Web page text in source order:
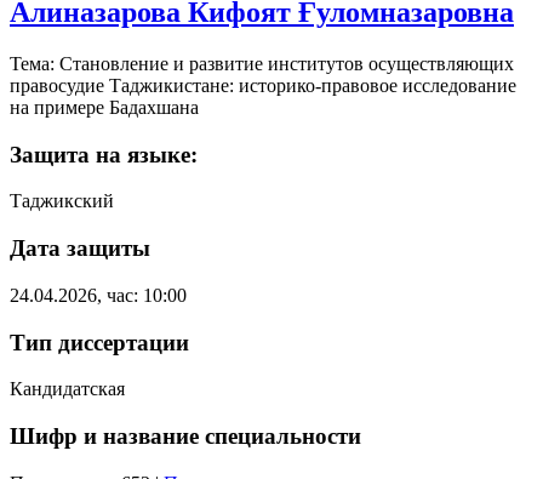
Алиназарова Кифоят Ғуломназаровна
Тема: Становление и развитие институтов осуществляющих
правосудие Таджикистане: историко-правовое исследование
на примере Бадахшана
Защита на языке:
Таджикский
Дата защиты
24.04.2026, час: 10:00
Тип диссертации
Кандидатская
Шифр и название специальности